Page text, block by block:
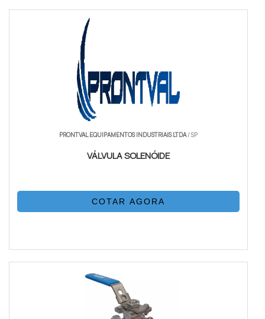
PRONTVAL EQUIPAMENTOS INDUSTRIAIS LTDA/ SP
VÁLVULA SOLENÓIDE
COTAR AGORA